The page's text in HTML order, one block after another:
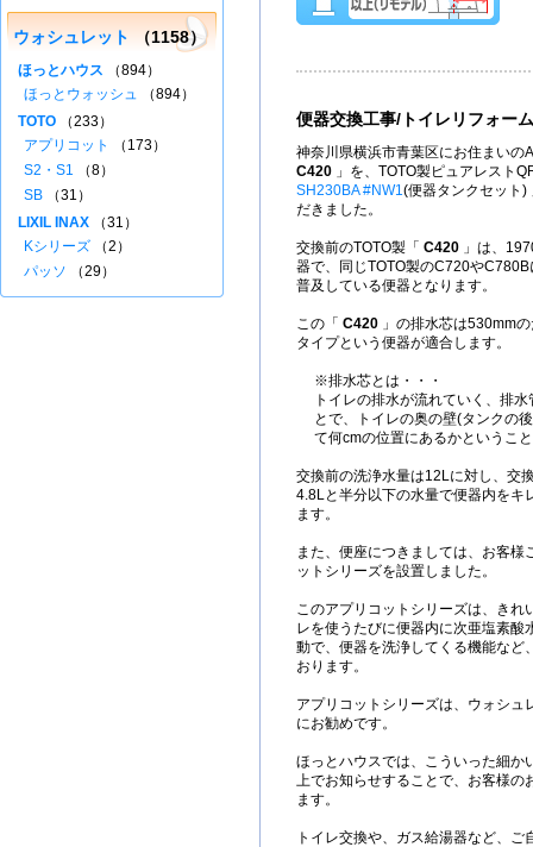
便器交換工事/トイレリフォーム
神奈川県横浜市青葉区にお住まいの
C420 」を、TOTO製ピュアレスト
SH230BA #NW1(便器タンクセット)
だきました。
交換前のTOTO製「 C420 」は、
器で、同じTOTO製のC720や
普及している便器となります。
この「 C420 」の排水芯は530mm
タイプという便器が適合します。
※排水芯とは・・・
トイレの排水が流れていく、排
とで、トイレの奥の壁(タンクの
て何cmの位置にあるかというこ
交換前の洗浄水量は12Lに対し、交
4.8Lと半分以下の水量で便器内をキ
ます。
また、便座につきましては、お客様
ットシリーズを設置しました。
このアプリコットシリーズは、きれ
レを使うたびに便器内に次亜塩素酸
動で、便器を洗浄してくる機能など
おります。
アプリコットシリーズは、ウォシュ
にお勧めです。
ほっとハウスでは、こういった細か
上でお知らせすることで、お客様の
ます。
トイレ交換や、ガス給湯器など、
ウォシュレット （1158）
ほっとハウス （894）
ほっとウォッシュ （894）
TOTO （233）
アプリコット
（173）
S2・S1 （8）
SB （31）
LIXIL INAX （31）
Kシリーズ （2）
パッソ （29）